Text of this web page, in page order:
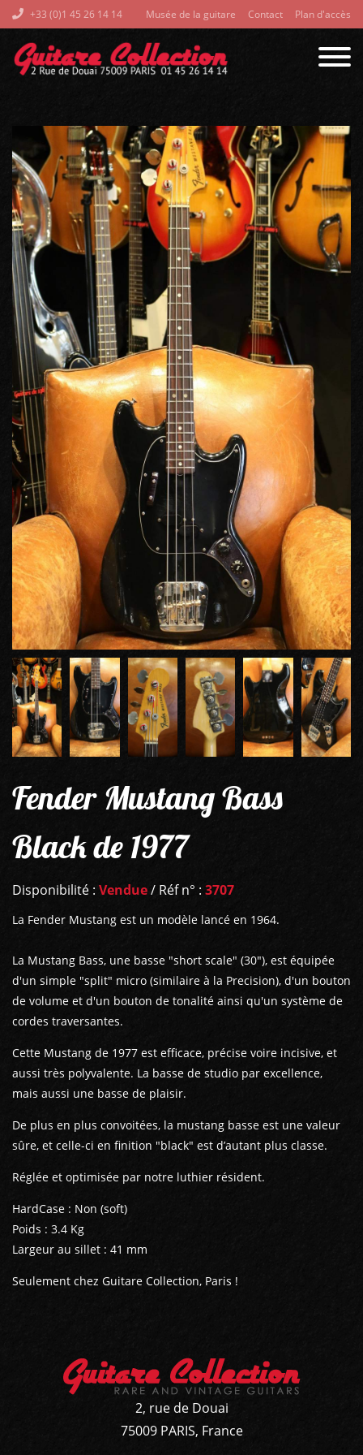
+33 (0)1 45 26 14 14 Musée de la guitare Contact Plan d'accès
Fender Mustang Bass
Black de 1977
Disponibilité : Vendue/ Réf n° : 3707
La Fender Mustang est un modèle lancé en 1964.
La Mustang Bass, une basse "short scale" (30"), est équipée
d'un simple "split" micro (similaire à la Precision), d'un bouton
de volume et d'un bouton de tonalité ainsi qu'un système de
cordes traversantes.
Cette Mustang de 1977 est efficace, précise voire incisive, et
aussi très polyvalente. La basse de studio par excellence,
mais aussi une basse de plaisir.
De plus en plus convoitées, la mustang basse est une valeur
sûre, et celle-ci en finition "black" est d’autant plus classe.
Réglée et optimisée par notre luthier résident.
HardCase : Non (soft)
Poids : 3.4 Kg
Largeur au sillet : 41 mm
Seulement chez Guitare Collection, Paris !
2, rue de Douai
75009 PARIS, France